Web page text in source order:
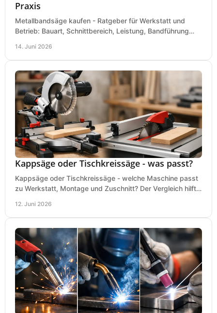
Praxis
Metallbandsäge kaufen - Ratgeber für Werkstatt und
Betrieb: Bauart, Schnittbereich, Leistung, Bandführung
14. Juni 2026
Kappsäge oder Tischkreissäge - was passt?
Kappsäge oder Tischkreissäge - welche Maschine passt
zu Werkstatt, Montage und Zuschnitt? Der Vergleich hilft
12. Juni 2026